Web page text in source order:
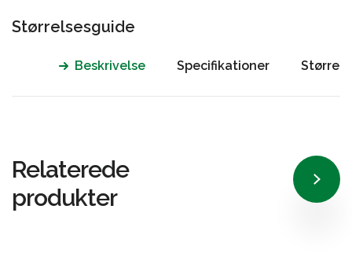
Størrelsesguide
Beskrivelse Specifikationer
Relaterede
produkter